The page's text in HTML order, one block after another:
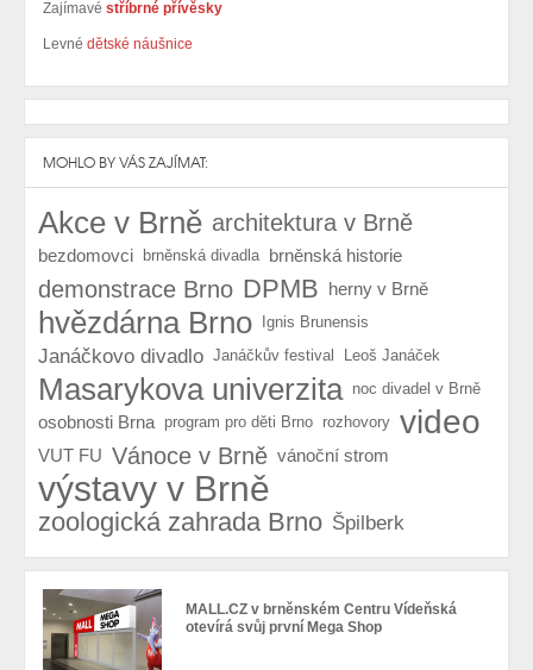
Zajímavé stříbrné přívěsky
Levné dětské náušnice
MOHLO BY VÁS ZAJÍMAT:
Akce v Brně architektura v Brně
bezdomovci brněnská divadla brněnská historie
demonstrace Brno DPMB herny v Brně
hvězdárna Brno Ignis Brunensis
Janáčkovo divadlo Janáčkův festival Leoš Janáček
Masarykova univerzita noc divadel v Brně
osobnosti Brna program pro děti Brno rozhovory video
VUT FU Vánoce v Brně vánoční strom
výstavy v Brně
zoologická zahrada Brno Špilberk
MALL.CZ v brněnském Centru Vídeňská
otevírá svůj první Mega Shop